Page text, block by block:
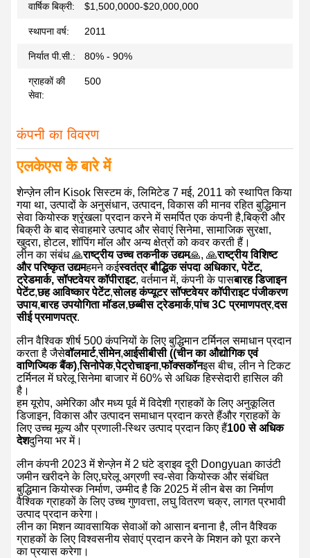
वार्षिक बिक्री: $1,500,0000-$20,000,000
स्थापना वर्ष: 2011
निर्यात पी.सी.: 80% - 90%
ग्राहकों की
सेवा:
500
कंपनी का विवरण
एलकेएस के बारे में
शेन्ज़ेन लीन Kisok सिस्टम कं, लिमिटेड 7 मई, 2011 को स्थापित किया
गया था, उत्पादों के अनुसंधान, उत्पादन, विकास की मानव रहित बुद्धिमान
सेवा कियोस्क श्रृंखला प्रदान करने में समर्पित एक कंपनी है,बिक्री और
बिक्री के बाद सेवाहमारे उत्पाद और सेवाएं सिनेमा, सामाजिक सुरक्षा,
खुदरा, होटल, शॉपिंग मॉल और अन्य क्षेत्रों को कवर करती हैं।
लीन का संबंध 🙏राष्ट्रीय उच्च तकनीक उद्यम🙏, 🙏राष्ट्रीय विशिष्ट
और परिष्कृत उद्यमहमने कईस्वतंत्र बौद्धिक संपदा अधिकार, पेटेंट,
ट्रेडमार्क, सॉफ्टवेयर कॉपीराइट, वर्तमान में, कंपनी के पासबारह डिजाइन
पेटेंट,छह आविष्कार पेटेंट,सोलह कंप्यूटर सॉफ्टवेयर कॉपीराइट पंजीकरण
उपाय,बारह उपयोगिता मॉडल,छब्बीस ट्रेडमार्क,पांच 3C प्रमाणपत्र,दस
सीई प्रमाणपत्र.
लीन वैश्विक शीर्ष 500 कंपनियों के लिए बुद्धिमान टर्मिनल समाधान प्रदान
करता है जैसेवॉलमार्ट,सीमेन,आईसीबीसी ((चीन का औद्योगिक एवं
वाणिज्यिक बैंक),सिनोपेक,पेट्रोचाइना,फॉक्सकॉनइस बीच, लीन ने टिकट
टर्मिनल में घरेलू सिनेमा बाजार में 60% से अधिक हिस्सेदारी हासिल की
है।
हम यूरोप, अमेरिका और मध्य पूर्व में विदेशी ग्राहकों के लिए अनुकूलित
डिजाइन, विकास और उत्पादन समाधान प्रदान करते हैंऔर ग्राहकों के
लिए उच्च मूल्य और प्रणाली-स्थिर उत्पाद प्रदान किए हैं100 से अधिक
देशदुनिया भर में।
लीन कंपनी 2023 में शेन्ज़ेन में 2 घंटे ड्राइव दूरी Dongyuan काउंटी
जमीन खरीदने के लिए,घरेलू अग्रणी स्व-सेवा कियोस्क और संबंधित
बुद्धिमान कियोस्क निर्माण, उम्मीद है कि 2025 में लीन बेस का निर्माण
वैश्विक ग्राहकों के लिए उच्च गुणवत्ता, लघु वितरण चक्र, लागत प्रभावी
उत्पाद प्रदान करेगा।
लीन का मिशन व्यावसायिक सेवाओं को आसान बनाना है, लीन वैश्विक
ग्राहकों के लिए विश्वसनीय सेवाएं प्रदान करने के मिशन को पूरा करने
का प्रयास करेगा।